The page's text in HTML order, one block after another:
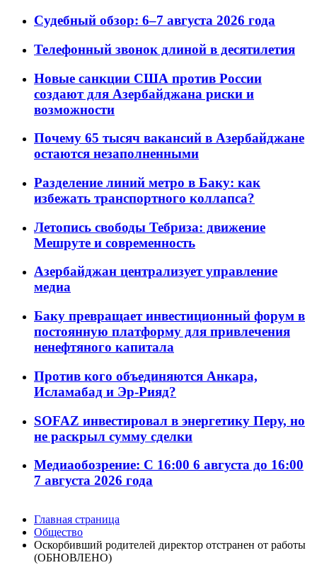
Судебный обзор: 6–7 августа 2026 года
Телефонный звонок длиной в десятилетия
Новые санкции США против России
создают для Азербайджана риски и
возможности
Почему 65 тысяч вакансий в Азербайджане
остаются незаполненными
Разделение линий метро в Баку: как
избежать транспортного коллапса?
Летопись свободы Тебриза: движение
Мешруте и современность
Азербайджан централизует управление
медиа
Баку превращает инвестиционный форум в
постоянную платформу для привлечения
ненефтяного капитала
Против кого объединяются Анкара,
Исламабад и Эр-Рияд?
SOFAZ инвестировал в энергетику Перу, но
не раскрыл сумму сделки
Медиаобозрение: С 16:00 6 августа до 16:00
7 августа 2026 года
Главная страница
Общество
Оскорбивший родителей директор отстранен от работы
(ОБНОВЛЕНО)